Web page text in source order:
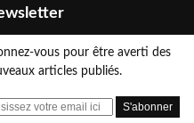
vous pour être averti des
articles publiés.